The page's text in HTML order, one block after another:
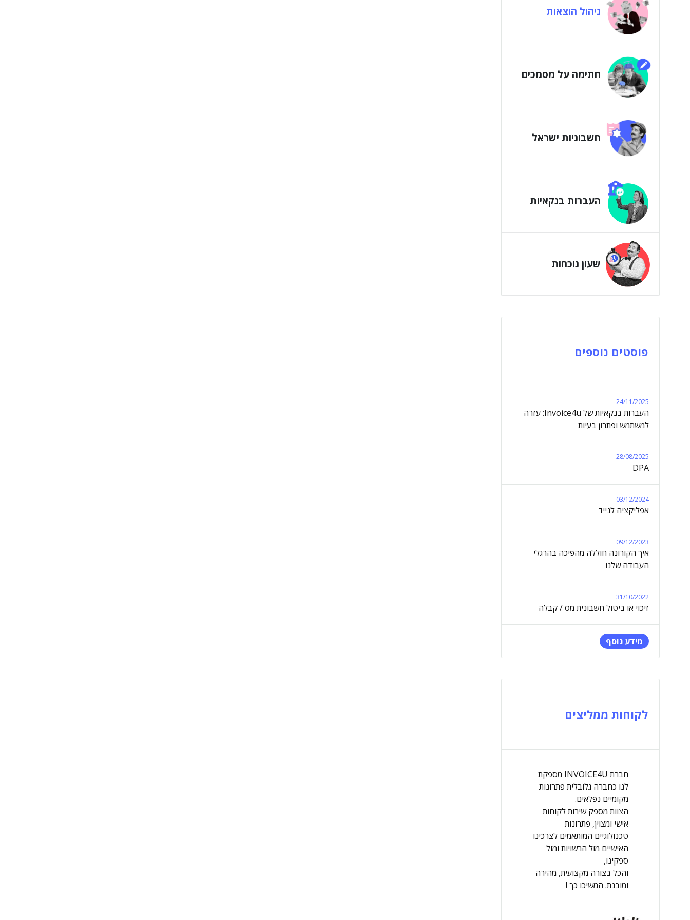
ניהול הוצאות
חתימה על מסמכים
חשבוניות ישראל
העברות בנקאיות
שעון נוכחות
פוסטים נוספים
24/11/2025
העברות בנקאיות של Invoice4u: עזרה
למשתמש ופתרון בעיות
28/08/2025
DPA
03/12/2024
אפליקציה לנייד
09/12/2023
איך הקורונה חוללה מהפיכה בהרגלי
העבודה שלנו
31/10/2022
זיכוי או ביטול חשבונית מס / קבלה
מידע נוסף
לקוחות ממליצים
חברת INVOICE4U מספקת
לנו כחברה גלובלית פתרונות
מקומיים נפלאים.
הצוות מספק שירות לקוחות
אישי ומצוין, פתרונות
טכנולוגיים המותאמים לצרכינו
האישיים מול הרשויות ומול
ספקינו,
והכל בצורה מקצועית, מהירה
ומובנת. המשיכו כך !